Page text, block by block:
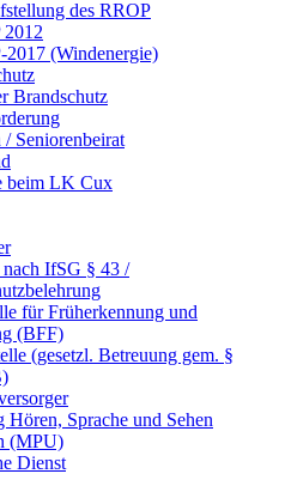
des RROP
2012
2017 (Windenergie)
Brandschutz
Seniorenbeirat
beim LK Cux
IfSG § 43 /
für Früherkennung und
(BFF)
(gesetzl. Betreuung gem. §
Hören, Sprache und Sehen
(MPU)
Dienst